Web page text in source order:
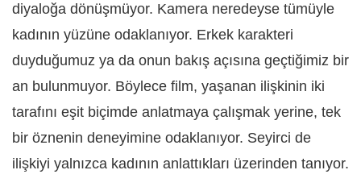
diyaloğa dönüşmüyor. Kamera neredeyse tümüyle
kadının yüzüne odaklanıyor. Erkek karakteri
duyduğumuz ya da onun bakış açısına geçtiğimiz bir
an bulunmuyor. Böylece film, yaşanan ilişkinin iki
tarafını eşit biçimde anlatmaya çalışmak yerine, tek
bir öznenin deneyimine odaklanıyor. Seyirci de
ilişkiyi yalnızca kadının anlattıkları üzerinden tanıyor.